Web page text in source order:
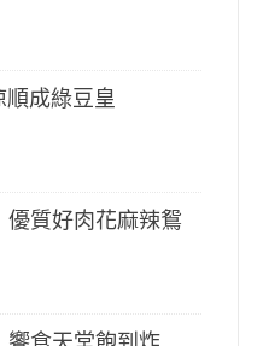
順成綠豆皇
質好肉花麻辣鴛